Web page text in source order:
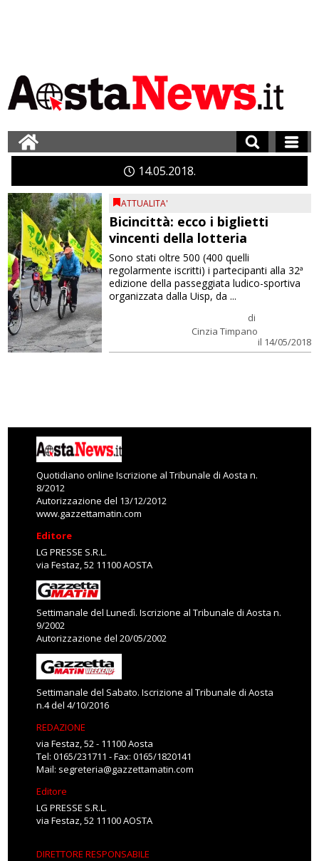
1405 2018
ATTUALITA'
Bicincittà: ecco i biglietti
vincenti della lotteria
di
Cinzia Timpano
il 14/05/2018
Sono stati oltre 500 (400 quelli
regolarmente iscritti) i partecipanti alla 32ª
edizione della passeggiata ludico-sportiva
organizzata dalla Uisp, da ...
Quotidiano online Iscrizione al Tribunale di Aosta n.
8/2012
Autorizzazione del 13/12/2012
www.gazzettamatin.com
Editore
LG PRESSE S.R.L.
via Festaz, 52 11100 AOSTA
Settimanale del Lunedì. Iscrizione al Tribunale di Aosta n.
9/2002
Autorizzazione del 20/05/2002
Settimanale del Sabato. Iscrizione al Tribunale di Aosta
n.4 del 4/10/2016
REDAZIONE
via Festaz, 52 - 11100 Aosta
Tel: 0165/231711 - Fax: 0165/1820141
Mail: segreteria@gazzettamatin.com
Editore
LG PRESSE S.R.L.
via Festaz, 52 11100 AOSTA
DIRETTORE RESPONSABILE